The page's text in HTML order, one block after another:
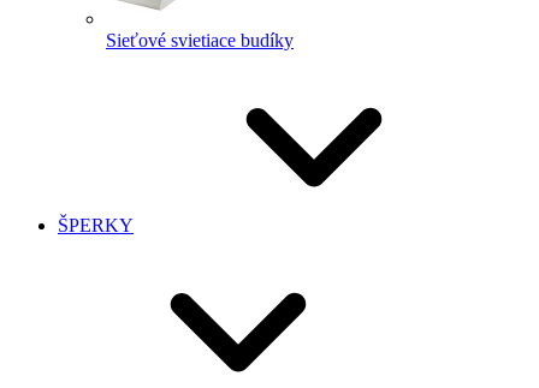
Sieťové svietiace budíky
ŠPERKY